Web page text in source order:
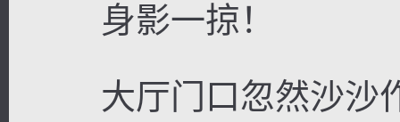
身影一掠！
大厅门口忽然沙沙